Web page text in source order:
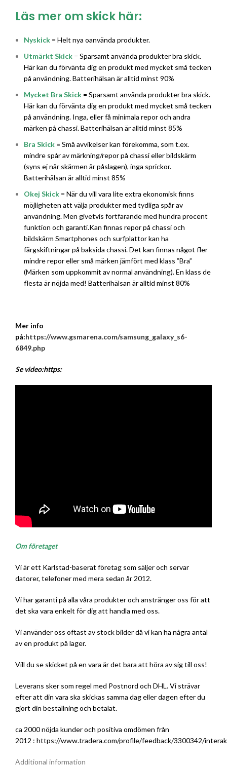
Läs mer om skick här:
Nyskick = Helt nya oanvända produkter.
Utmärkt Skick = Sparsamt använda produkter bra skick.
Här kan du förvänta dig en produkt med mycket små tecken
på användning. Batterihälsan är alltid minst 90%
Mycket Bra Skick = Sparsamt använda produkter bra skick.
Här kan du förvänta dig en produkt med mycket små tecken
på användning. Inga, eller få minimala repor och andra
märken på chassi. Batterihälsan är alltid minst 85%
Bra Skick = Små avvikelser kan förekomma, som t.ex.
mindre spår av märkning/repor på chassi eller bildskärm
(syns ej när skärmen är påslagen), inga sprickor.
Batterihälsan är alltid minst 85%
Okej Skick = När du vill vara lite extra ekonomisk finns
möjligheten att välja produkter med tydliga spår av
användning. Men givetvis fortfarande med hundra procent
funktion och garanti.Kan finnas repor på chassi och
bildskärm Smartphones och surfplattor kan ha
färgskiftningar på baksida chassi. Det kan finnas något fler
mindre repor eller små märken jämfört med klass ”Bra”
(Märken som uppkommit av normal användning). En klass de
flesta är nöjda med! Batterihälsan är alltid minst 80%
Mer info
på:https://www.gsmarena.com/samsung_galaxy_s6-
6849.php
Se video:https:
Om företaget
Vi är ett Karlstad-baserat företag som säljer och servar
datorer, telefoner med mera sedan år 2012.
Vi har garanti på alla våra produkter och anstränger oss för att
det ska vara enkelt för dig att handla med oss.
Vi använder oss oftast av stock bilder då vi kan ha några antal
av en produkt på lager.
Vill du se skicket på en vara är det bara att höra av sig till oss!
Leverans sker som regel med Postnord och DHL. Vi strävar
efter att din vara ska skickas samma dag eller dagen efter du
gjort din beställning och betalat.
ca 2000 nöjda kunder och positiva omdömen från
2012 : https://www.tradera.com/profile/feedback/3300342/
Additional information